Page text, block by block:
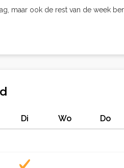
maar ook de rest van de week
Di Wo Do